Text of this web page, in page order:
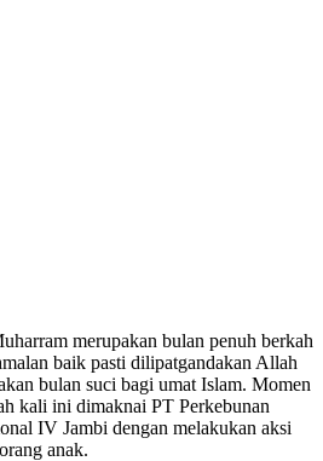
merupakan bulan penuh berkah
baik pasti dilipatgandakan Allah
bulan suci bagi umat Islam. Momen
kali ini dimaknai PT Perkebunan
IV Jambi dengan melakukan aksi
anak.